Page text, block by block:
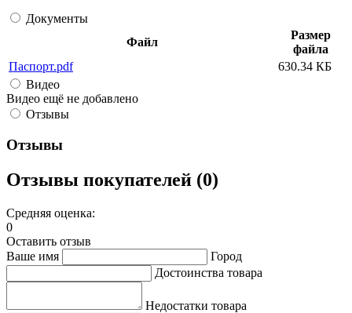
Документы
Файл
Размер
файла
Паспорт.pdf
630.34 КБ
Видео
Видео ещё не добавлено
Отзывы
Отзывы
Отзывы покупателей (0)
Средняя оценка:
0
Оставить отзыв
Ваше имя
Город
Достоинства товара
Недостатки товара